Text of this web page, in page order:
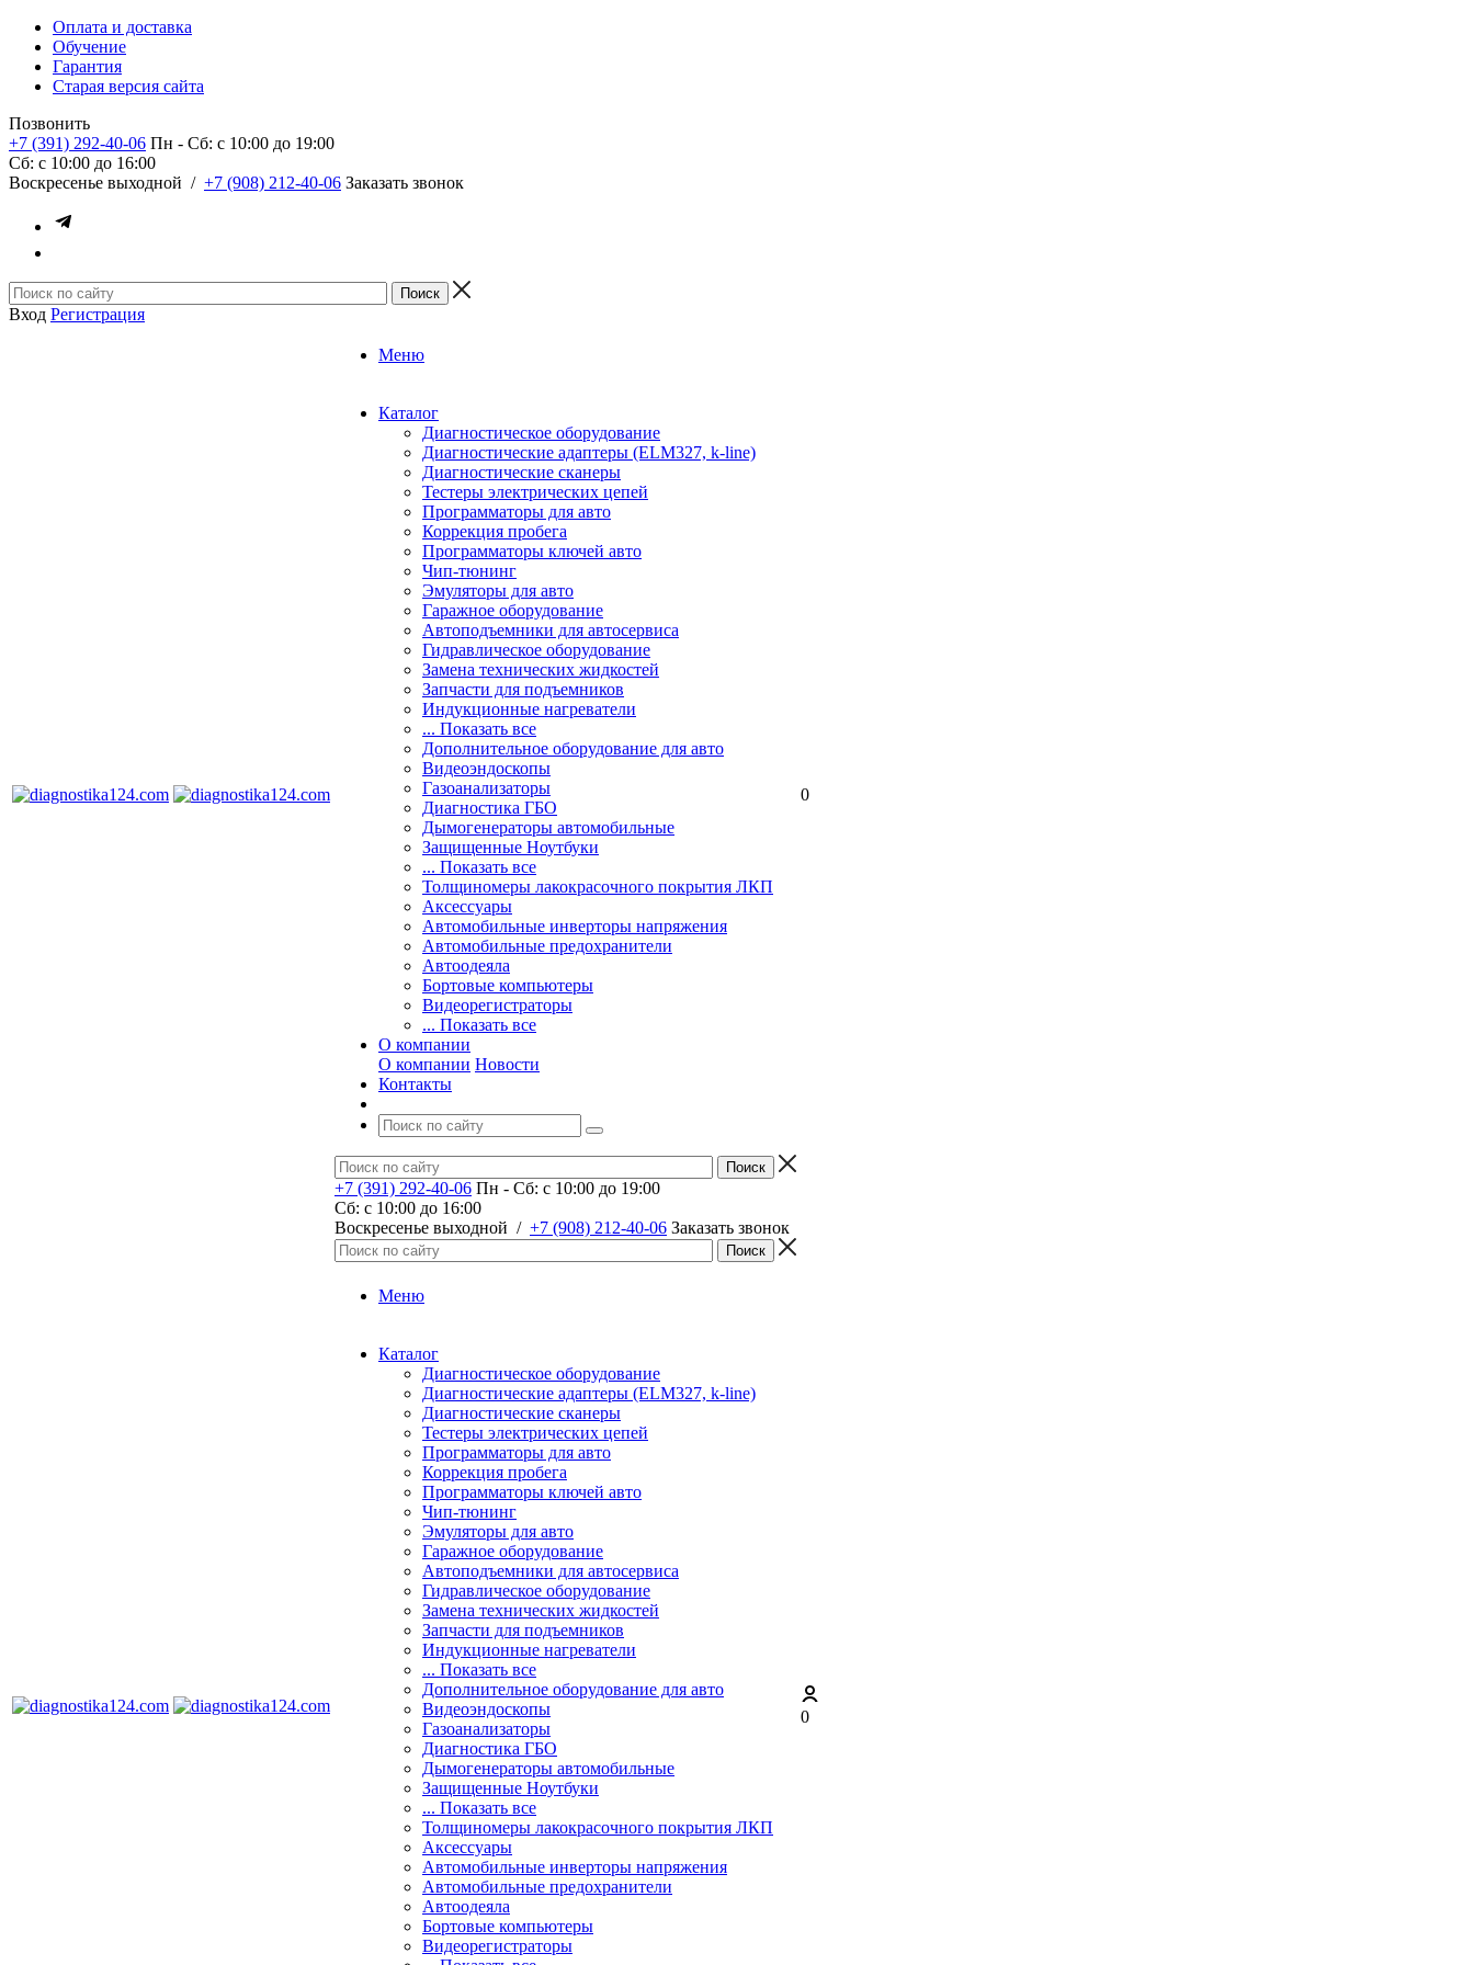
Оплата и доставка
Обучение
Гарантия
Старая версия сайта
Позвонить
+7 (391) 292-40-06 Пн - Сб: c 10:00 до 19:00
Сб: c 10:00 до 16:00
​Воскресенье выходной / +7 (908) 212-40-06 Заказать звонок
Вход Регистрация
Меню
Каталог
Диагностическое оборудование
Диагностические адаптеры (ELM327, k-line)
Диагностические сканеры
Тестеры электрических цепей
Программаторы для авто
Коррекция пробега
Программаторы ключей авто
Чип-тюнинг
Эмуляторы для авто
Гаражное оборудование
Автоподъемники для автосервиса
Гидравлическое оборудование
Замена технических жидкостей
Запчасти для подъемников
Индукционные нагреватели
... Показать все
Дополнительное оборудование для авто
Видеоэндоскопы
Газоанализаторы
Диагностика ГБО
Дымогенераторы автомобильные
Защищенные Ноутбуки
... Показать все
Толщиномеры лакокрасочного покрытия ЛКП
Аксессуары
Автомобильные инверторы напряжения
Автомобильные предохранители
Автоодеяла
Бортовые компьютеры
Видеорегистраторы
... Показать все
О компании
О компании Новости
Контакты
+7 (391) 292-40-06 Пн - Сб: c 10:00 до 19:00
Сб: c 10:00 до 16:00
​Воскресенье выходной / +7 (908) 212-40-06 Заказать звонок
0
Меню
Каталог
Диагностическое оборудование
Диагностические адаптеры (ELM327, k-line)
Диагностические сканеры
Тестеры электрических цепей
Программаторы для авто
Коррекция пробега
Программаторы ключей авто
Чип-тюнинг
Эмуляторы для авто
Гаражное оборудование
Автоподъемники для автосервиса
Гидравлическое оборудование
Замена технических жидкостей
Запчасти для подъемников
Индукционные нагреватели
... Показать все
Дополнительное оборудование для авто
Видеоэндоскопы
Газоанализаторы
Диагностика ГБО
Дымогенераторы автомобильные
Защищенные Ноутбуки
... Показать все
Толщиномеры лакокрасочного покрытия ЛКП
Аксессуары
Автомобильные инверторы напряжения
Автомобильные предохранители
Автоодеяла
Бортовые компьютеры
Видеорегистраторы
0